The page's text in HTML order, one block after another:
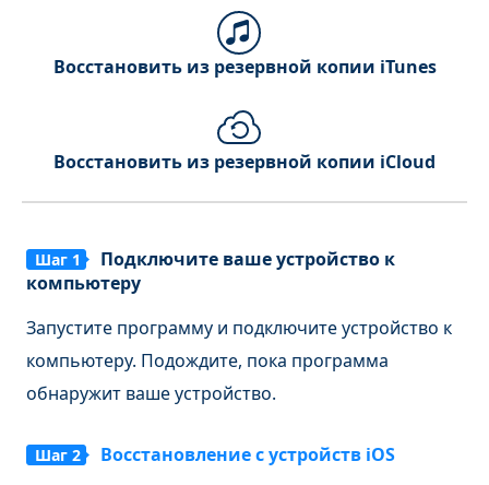
Восстановить из резервной копии iTunes
Восстановить из резервной копии iCloud
Шаг 1
Подключите ваше устройство к
компьютеру
Запустите программу и подключите устройство к
компьютеру. Подождите, пока программа
обнаружит ваше устройство.
Шаг 2
Восстановление с устройств iOS